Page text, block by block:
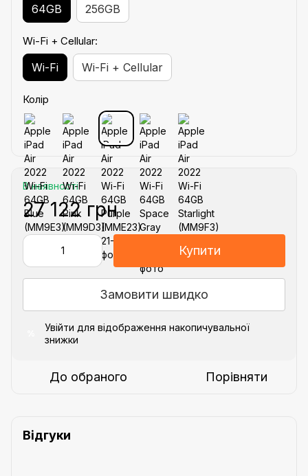
64GB 256GB
Wi-Fi + Cellular:
Wi-Fi Wi-Fi + Cellular
Колір
В наявності
27 122 грн
Купити
Замовити швидко
Увійти для відображення накопичувальної
знижки
До обраного Порівняти
Відгуки